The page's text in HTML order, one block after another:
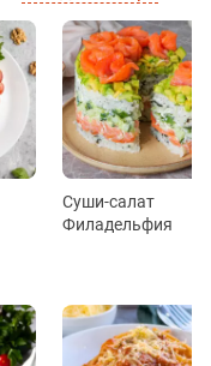
Суши-салат
Филадельфия